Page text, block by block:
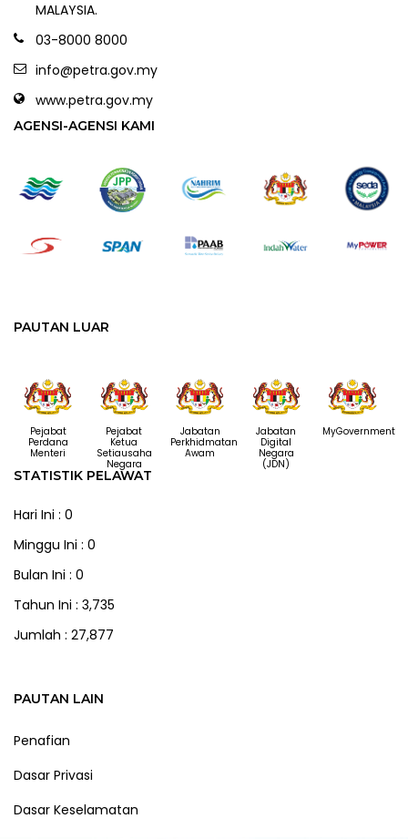
MALAYSIA.
03-8000 8000
info@petra.gov.my
www.petra.gov.my
AGENSI-AGENSI KAMI
PAUTAN LUAR
Pejabat
Perdana
Menteri
Pejabat
Ketua
Setiausaha
Negara
Jabatan
Perkhidmatan
Awam
Jabatan
Digital
Negara
(JDN)
MyGovernment
STATISTIK PELAWAT
Hari Ini : 0
Minggu Ini : 0
Bulan Ini : 0
Tahun Ini : 3,735
Jumlah : 27,877
PAUTAN LAIN
Penafian
Dasar Privasi
Dasar Keselamatan